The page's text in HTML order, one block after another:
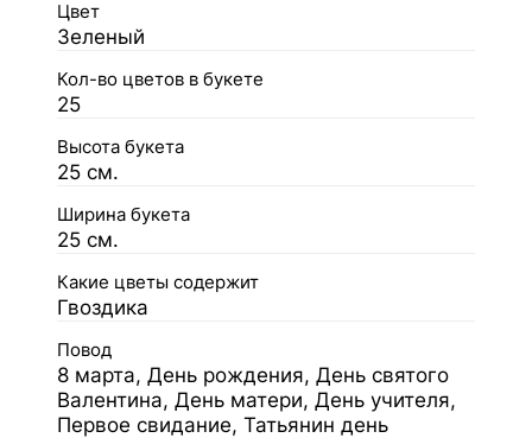
Цвет
Зеленый
Кол-во цветов в букете
25
Высота букета
25 см.
Ширина букета
25 см.
Какие цветы содержит
Гвоздика
Повод
8 марта, День рождения, День святого
Валентина, День матери, День учителя,
Первое свидание, Татьянин день